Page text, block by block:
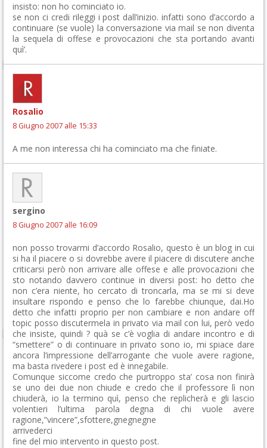
insisto: non ho cominciato io.
se non ci credi rileggi i post dall’inizio. infatti sono d’accordo a
continuare (se vuole) la conversazione via mail se non diventa
la sequela di offese e provocazioni che sta portando avanti
quì’.
Rosalio
8 Giugno 2007 alle 15:33
A me non interessa chi ha cominciato ma che finiate.
sergino
8 Giugno 2007 alle 16:09
non posso trovarmi d’accordo Rosalio, questo è un blog in cui
si ha il piacere o si dovrebbe avere il piacere di discutere anche
criticarsi però non arrivare alle offese e alle provocazioni che
sto notando davvero continue in diversi post: ho detto che
non c’era niente, ho cercato di troncarla, ma se mi si deve
insultare rispondo e penso che lo farebbe chiunque, dai.Ho
detto che infatti proprio per non cambiare e non andare off
topic posso discutermela in privato via mail con lui, però vedo
che insiste, quindi ? quà se c’è voglia di andare incontro e di
“smettere” o di continuare in privato sono io, mi spiace dare
ancora l’impressione dell’arrogante che vuole avere ragione,
ma basta rivedere i post ed è innegabile.
Comunque siccome credo che purtroppo sta’ cosa non finirà
se uno dei due non chiude e credo che il professore lì non
chiuderà, io la termino quì, penso che replicherà e gli lascio
volentieri l’ultima parola degna di chi vuole avere
ragione,”vincere”,sfottere,gnegnegne
arrivederci
fine del mio intervento in questo post.